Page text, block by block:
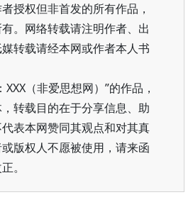
授权但非首发的所有作品，
。网络转载请注明作者、出
转载请经本网或作者本人书
（非爱思想网）”的作品，
转载目的在于分享信息、助
表本网赞同其观点和对其真
版权人不愿被使用，请来函
。